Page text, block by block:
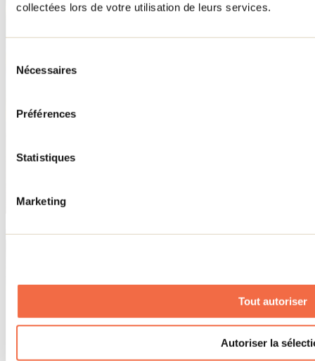
collectées lors de votre utilisation de leurs services.
Nécessaires
Préférences
Statistiques
Marketing
Tout autoriser
Autoriser la